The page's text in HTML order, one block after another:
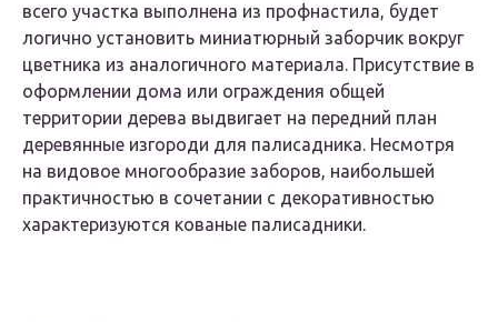
всего участка выполнена из профнастила, будет
логично установить миниатюрный заборчик вокруг
цветника из аналогичного материала. Присутствие в
оформлении дома или ограждения общей
территории дерева выдвигает на передний план
деревянные изгороди для палисадника. Несмотря
на видовое многообразие заборов, наибольшей
практичностью в сочетании с декоративностью
характеризуются кованые палисадники.